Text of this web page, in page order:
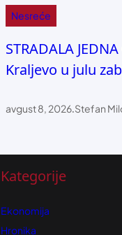
Nesreće
STRADALA
Kraljevo u julu
avgust 8, 2026.Stefan
Kategorije
Ekonomija
Hronika